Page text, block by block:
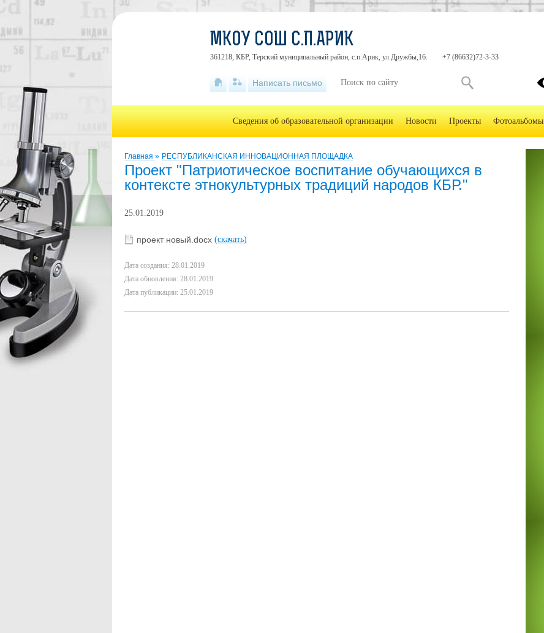
Главная » РЕСПУБЛИКАНСКАЯ ИННОВАЦИОННАЯ ПЛОЩАДКА
Проект "Патриотическое воспитание обучающихся в
контексте этнокультурных традиций народов КБР."
25.01.2019
проект новый.docx (скачать)
Дата создания: 28.01.2019
Дата обновления: 28.01.2019
Дата публикации: 25.01.2019
МКОУ СОШ С.П.АРИК
361218, КБР, Терский муниципальный район, с.п.Арик, ул.Дружбы,16. +7 (86632)72-3-33
Написать письмо
Сведения об образовательной организации Новости Проекты Фотоальбомы